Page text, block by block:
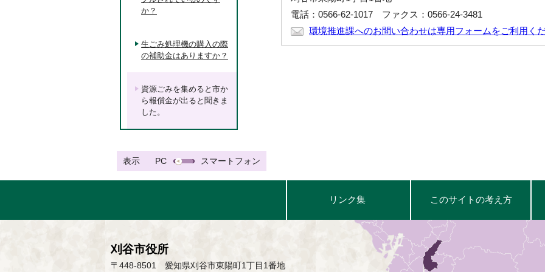
電話：0566-62-1017 ファクス：0566-24-3481
環境推進課へのお問い合わせは専用フォームをご利用く
か？
生ごみ処理機の購入の際
の補助金はありますか？
資源ごみを集めると市か
ら報償金が出ると聞きま
した。
表示 PC スマートフォン
リンク集 このサイトの考え方
刈谷市役所
〒448-8501 愛知県刈谷市東陽町1丁目1番地